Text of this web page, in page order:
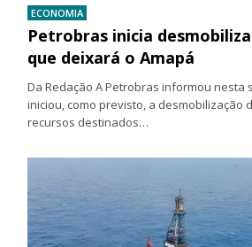
ECONOMIA
Petrobras inicia
que deixará o Amapá
Da Redação A Petrobras informou nesta
iniciou, como previsto, a desmobilização
recursos destinados…